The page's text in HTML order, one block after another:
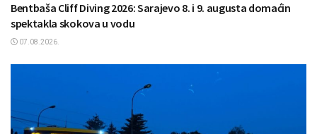
Bentbaša Cliff Diving 2026: Sarajevo 8. i 9. augusta domaćin
spektakla skokova u vodu
07.08.2026.